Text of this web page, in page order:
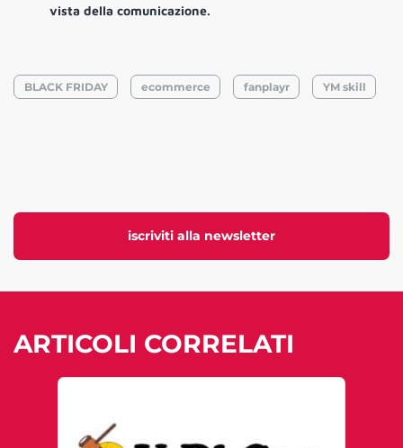
iscriviti alla newsletter
vista della comunicazione.
BLACK FRIDAY ecommerce fanplayr YM skill
ARTICOLI CORRELATI